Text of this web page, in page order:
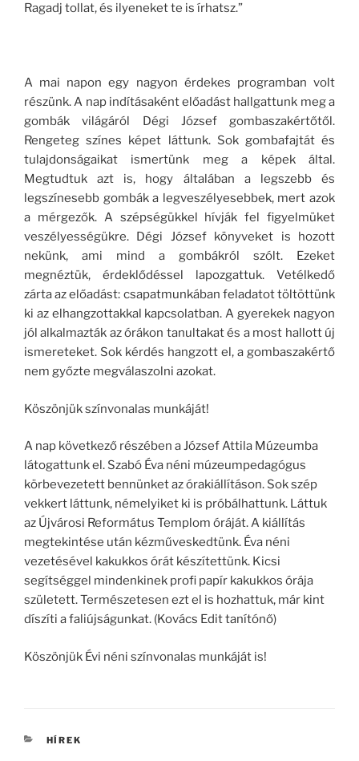
Ragadj tollat, és ilyeneket te is írhatsz.”
A mai napon egy nagyon érdekes programban volt
részünk. A nap indításaként előadást hallgattunk meg a
gombák világáról Dégi József gombaszakértőtől.
Rengeteg színes képet láttunk. Sok gombafajtát és
tulajdonságaikat ismertünk meg a képek által.
Megtudtuk azt is, hogy általában a legszebb és
legszínesebb gombák a legveszélyesebbek, mert azok
a mérgezők. A szépségükkel hívják fel figyelmüket
veszélyességükre. Dégi József könyveket is hozott
nekünk, ami mind a gombákról szólt. Ezeket
megnéztük, érdeklődéssel lapozgattuk. Vetélkedő
zárta az előadást: csapatmunkában feladatot töltöttünk
ki az elhangzottakkal kapcsolatban. A gyerekek nagyon
jól alkalmazták az órákon tanultakat és a most hallott új
ismereteket. Sok kérdés hangzott el, a gombaszakértő
nem győzte megválaszolni azokat.
Köszönjük színvonalas munkáját!
A nap következő részében a József Attila Múzeumba
látogattunk el. Szabó Éva néni múzeumpedagógus
körbevezetett bennünket az órakiállításon. Sok szép
vekkert láttunk, némelyiket ki is próbálhattunk. Láttuk
az Újvárosi Református Templom óráját. A kiállítás
megtekintése után kézműveskedtünk. Éva néni
vezetésével kakukkos órát készítettünk. Kicsi
segítséggel mindenkinek profi papír kakukkos órája
született. Természetesen ezt el is hozhattuk, már kint
díszíti a faliújságunkat. (Kovács Edit tanítónő)
Köszönjük Évi néni színvonalas munkáját is!
KATEGÓRIÁK
HÍREK